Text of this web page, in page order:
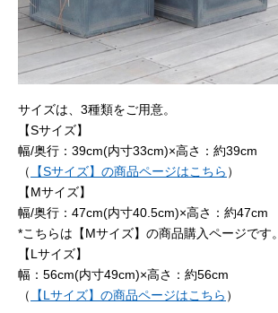
サイズは、3種類をご用意。
【Sサイズ】
幅/奥行：39cm(内寸33cm)×高さ：約39cm
（
【Sサイズ】の商品ページはこちら ）
【Mサイズ】
幅/奥行：47cm(内寸40.5cm)×高さ：約47cm
*こちらは【Mサイズ】の商品購入ページです。
【Lサイズ】
幅：56cm(内寸49cm)×高さ：約56cm
（
【Lサイズ】の商品ページはこちら ）